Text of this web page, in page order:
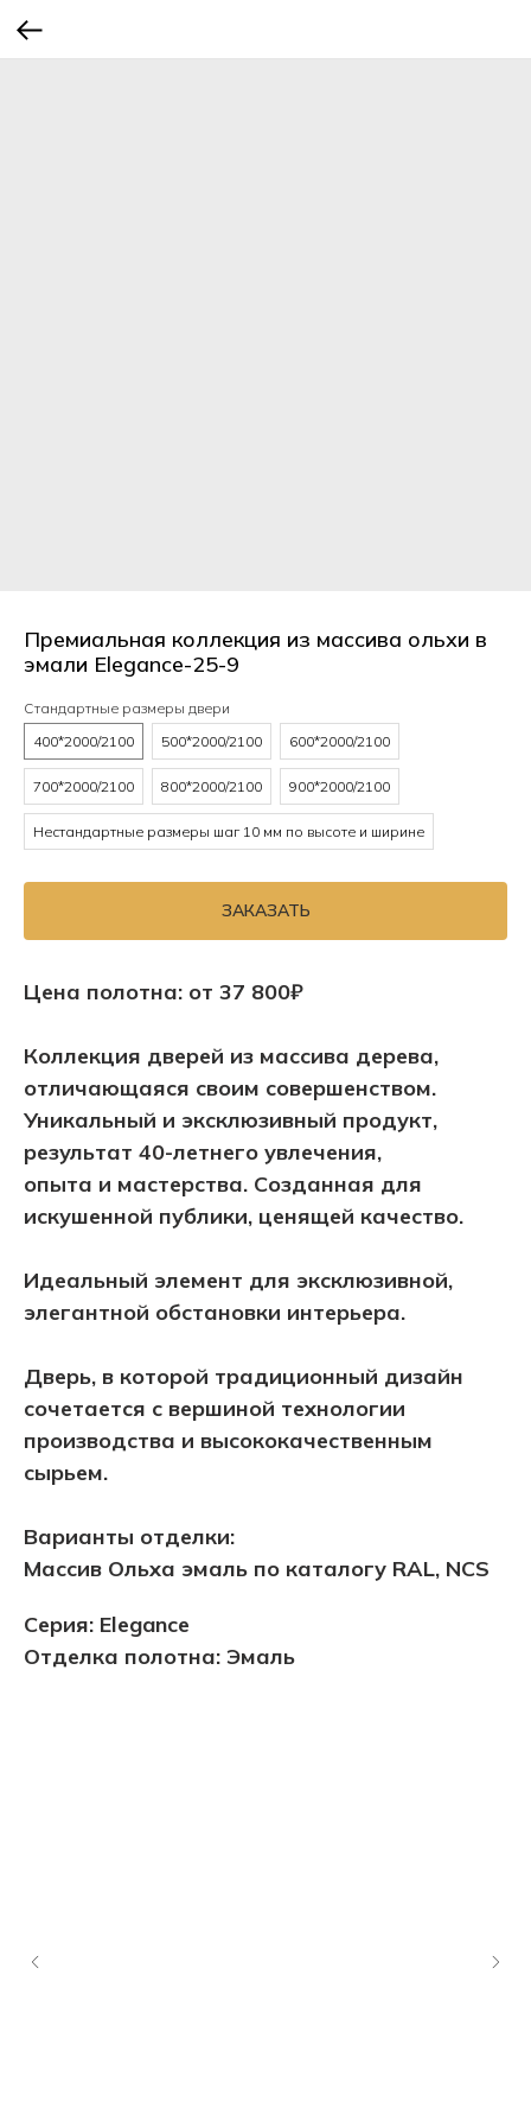
Премиальная коллекция из массива ольхи в
эмали Elegance-25-9
Стандартные размеры двери
400*2000/2100
500*2000/2100 600*2000/2100
700*2000/2100 800*2000/2100 900*2000/2100
Нестандартные размеры шаг 10 мм по высоте и ширине
ЗАКАЗАТЬ
Цена полотна: от 37 800₽
Коллекция дверей из массива дерева,
отличающаяся своим совершенством.
Уникальный и эксклюзивный продукт,
результат 40-летнего увлечения,
опыта и мастерства. Созданная для
искушенной публики, ценящей качество.
Идеальный элемент для эксклюзивной,
элегантной обстановки интерьера.
Дверь, в которой традиционный дизайн
сочетается с вершиной технологии
производства и высококачественным
сырьем.
Варианты отделки:
Массив Ольха эмаль по каталогу RAL, NCS
Серия: Elegance
Отделка полотна: Эмаль